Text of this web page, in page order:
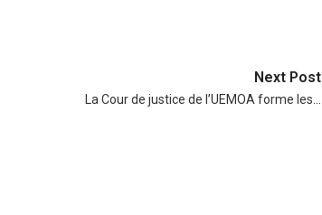
Next Post
La Cour de justice de l’UEMOA forme les…